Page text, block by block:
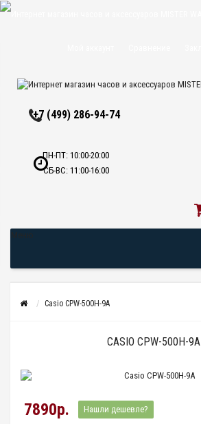
+7 (499) 286-94-74
ПН-ПТ: 10:00-20:00
СБ-ВС: 11:00-16:00
Casio CPW-500H-9A
CASIO CPW-500H-9A
7890р. Нашли дешевле?